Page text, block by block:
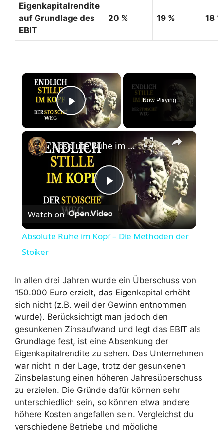
Eigenkapitalrendite
auf Grundlage des
EBIT
20 % 19 % 18
×
Play Video
Now Playing
×
P
y
V
i
d
e
Absolute Ruhe im Kopf – Die Methoden der Stoiker
Watch on
Absolute Ruhe im Kopf – Die Methoden der
Stoiker
In allen drei Jahren wurde ein Überschuss von
150.000 Euro erzielt, das Eigenkapital erhöht
sich nicht (z.B. weil der Gewinn entnommen
wurde). Berücksichtigt man jedoch den
gesunkenen Zinsaufwand und legt das EBIT als
Grundlage fest, ist eine Absenkung der
Eigenkapitalrendite zu sehen. Das Unternehmen
war nicht in der Lage, trotz der gesunkenen
Zinsbelastung einen höheren Jahresüberschuss
zu erzielen. Die Gründe dafür können sehr
unterschiedlich sein, so können etwa andere
höhere Kosten angefallen sein. Vergleichst du
verschiedene Betriebe und mögliche